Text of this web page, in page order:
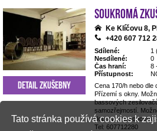
Tato stránka používá cookies k
Soukromá
Ke Klíčovu 8,
+420 607 712
Sdílené:
1
Nesdílené:
0
Čas hraní:
8
Přístupnost:
Cena 170/h nebo dle
Přízemí s okny.
bassových
samozřejmostí.
dopravu na
Tel: 607712280
Detail zkušebny